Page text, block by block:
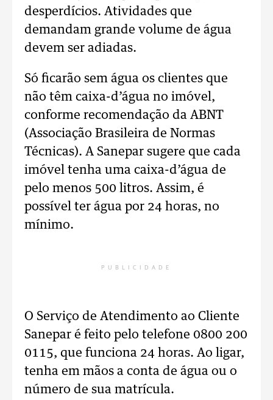
desperdícios. Atividades que
demandam grande volume de água
devem ser adiadas.
Só ficarão sem água os clientes que
não têm caixa-d’água no imóvel,
conforme recomendação da ABNT
(Associação Brasileira de Normas
Técnicas). A Sanepar sugere que cada
imóvel tenha uma caixa-d’água de
pelo menos 500 litros. Assim, é
possível ter água por 24 horas, no
mínimo.
PUBLICIDADE
O Serviço de Atendimento ao Cliente
Sanepar é feito pelo telefone 0800 200
0115, que funciona 24 horas. Ao ligar,
tenha em mãos a conta de água ou o
número de sua matrícula.